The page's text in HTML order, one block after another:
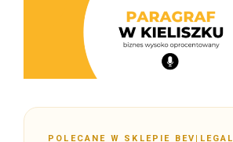
POLECANE W SKLEPIE BEV|LEGAL